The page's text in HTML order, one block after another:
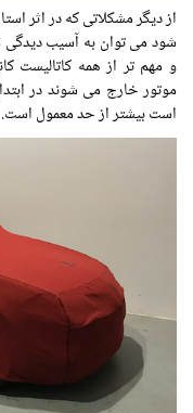
از دیگر مشکلاتی که در اثر
شود می توان به آسیب دیدگی
و مهم تر از همه کاتالیست
موتور خارج می شوند در
است بیشتر از حد معمول است.